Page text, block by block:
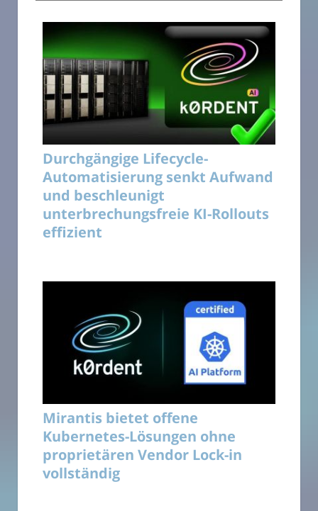
Durchgängige Lifecycle-
Automatisierung senkt Aufwand
und beschleunigt
unterbrechungsfreie KI-Rollouts
effizient
Mirantis bietet offene
Kubernetes-Lösungen ohne
proprietären Vendor Lock-in
vollständig